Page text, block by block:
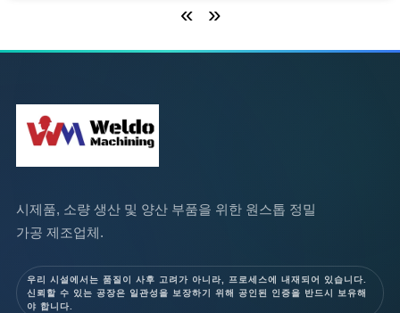
« »
시제품, 소량 생산 및 양산 부품을 위한 원스톱 정밀
가공 제조업체.
우리 시설에서는 품질이 사후 고려가 아니라, 프로세스에 내재되어 있습니다.
신뢰할 수 있는 공장은 일관성을 보장하기 위해 공인된 인증을 반드시 보유해
야 합니다.